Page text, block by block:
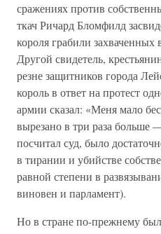
сражениях против
ткач Ричард Бломфилд
короля грабили
Другой свидетель,
резне защитников города
король в ответ на протест
армии сказал: «Меня мало
вырезано в три раза больше
посчитал суд, было
в тирании и убийстве
равной степени в
виновен и парламент).
Но в стране по-прежнему